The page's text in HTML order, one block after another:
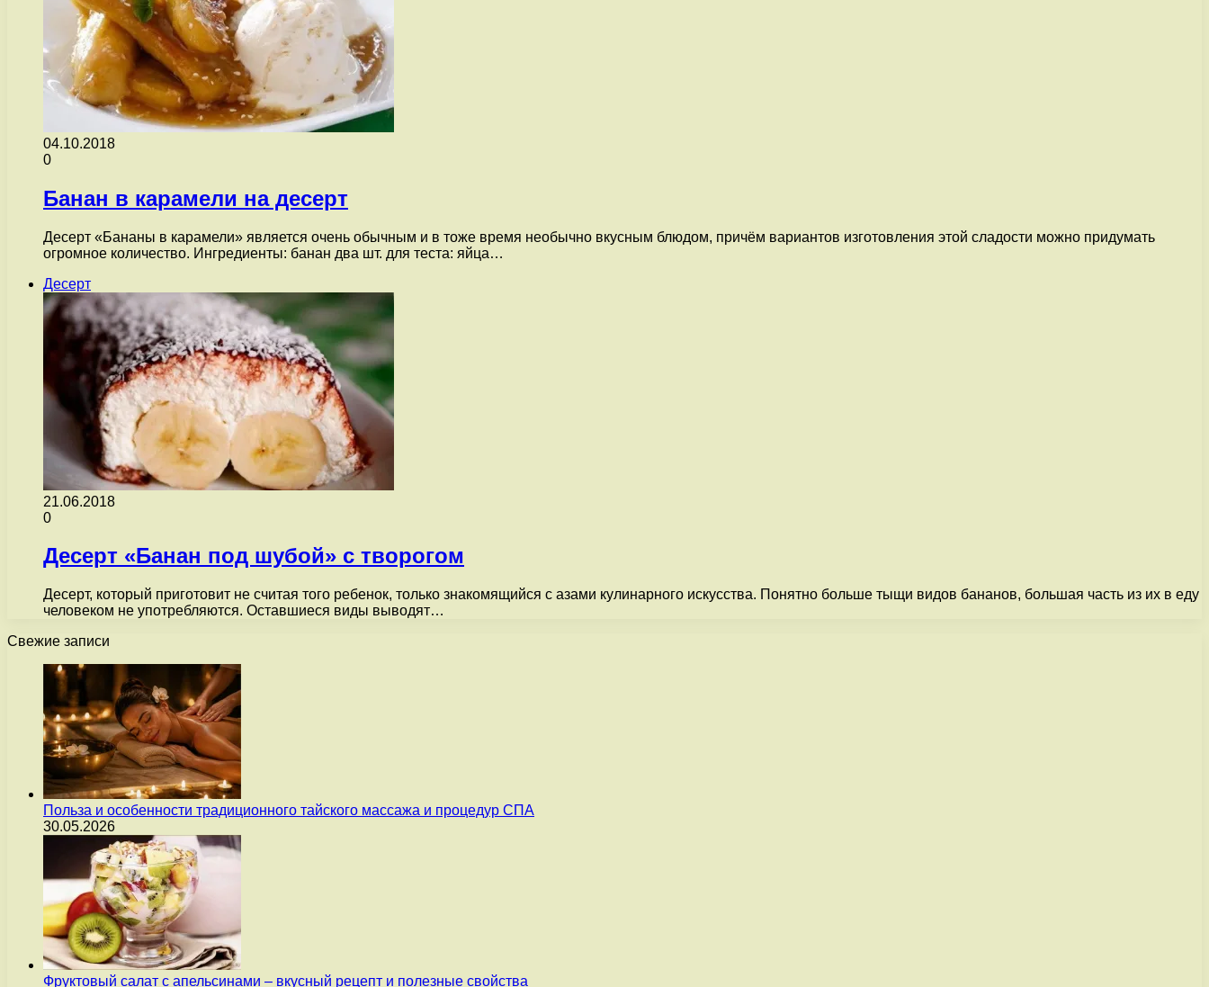
04.10.2018
0
Банан в карамели на десерт
Десерт «Бананы в карамели» является очень обычным и в тоже время необычно вкусным блюдом, причём вариантов изготовления этой сладости можно придумать
огромное количество. Ингредиенты: банан два шт. для теста: яйца…
Десерт
21.06.2018
0
Десерт «Банан под шубой» с творогом
Десерт, который приготовит не считая того ребенок, только знакомящийся с азами кулинарного искусства. Понятно больше тыщи видов бананов, большая часть из их в еду
человеком не употребляются. Оставшиеся виды выводят…
Свежие записи
Польза и особенности традиционного тайского массажа и процедур СПА
30.05.2026
Фруктовый салат с апельсинами – вкусный рецепт и полезные свойства